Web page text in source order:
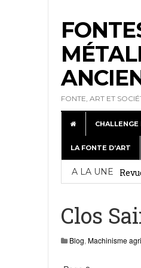
FONTE, ART ET
LA FONTE D’ART
A LA UNE
A la
Clos
Blog, Machinisme